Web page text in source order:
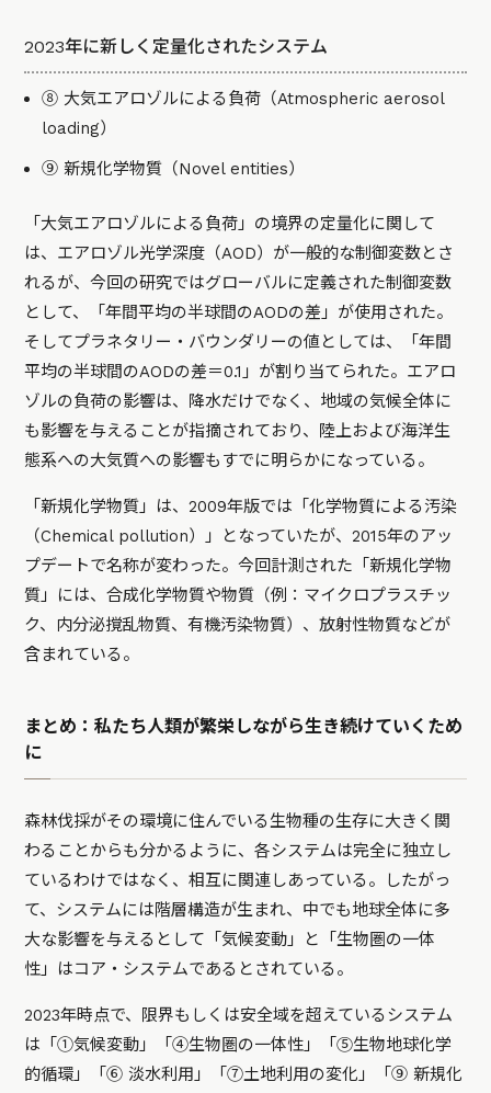
2023年に新しく定量化されたシステム
⑧ 大気エアロゾルによる負荷（Atmospheric aerosol
loading）
⑨ 新規化学物質（Novel entities）
「大気エアロゾルによる負荷」の境界の定量化に関して
は、エアロゾル光学深度（AOD）が一般的な制御変数とさ
れるが、今回の研究ではグローバルに定義された制御変数
として、「年間平均の半球間のAODの差」が使用された。
そしてプラネタリー・バウンダリーの値としては、「年間
平均の半球間のAODの差＝0.1」が割り当てられた。エアロ
ゾルの負荷の影響は、降水だけでなく、地域の気候全体に
も影響を与えることが指摘されており、陸上および海洋生
態系への大気質への影響もすでに明らかになっている。
「新規化学物質」は、2009年版では「化学物質による汚染
（Chemical pollution）」となっていたが、2015年のアッ
プデートで名称が変わった。今回計測された「新規化学物
質」には、合成化学物質や物質（例：マイクロプラスチッ
ク、内分泌撹乱物質、有機汚染物質）、放射性物質などが
含まれている。
まとめ：私たち人類が繁栄しながら生き続けていくため
に
森林伐採がその環境に住んでいる生物種の生存に大きく関
わることからも分かるように、各システムは完全に独立し
ているわけではなく、相互に関連しあっている。したがっ
て、システムには階層構造が生まれ、中でも地球全体に多
大な影響を与えるとして「気候変動」と「生物圏の一体
性」はコア・システムであるとされている。
2023年時点で、限界もしくは安全域を超えているシステム
は「①気候変動」「④生物圏の一体性」「⑤生物地球化学
的循環」「⑥ 淡水利用」「⑦土地利用の変化」「⑨ 新規化